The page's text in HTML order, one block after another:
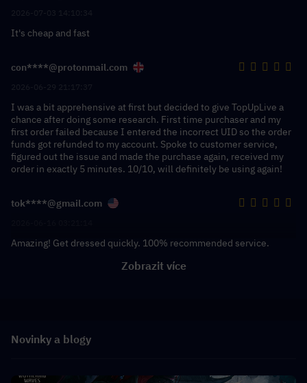
It's cheap and fast
con****@protonmail.com
I was a bit apprehensive at first but decided to give TopUpLive a
chance after doing some research. First time purchaser and my
first order failed because I entered the incorrect UID so the order
funds got refunded to my account. Spoke to customer service,
figured out the issue and made the purchase again, received my
order in exactly 5 minutes. 10/10, will definitely be using again!
tok****@gmail.com
Amazing! Get dressed quickly. 100% recommended service.
Zobrazit více
Novinky a blogy